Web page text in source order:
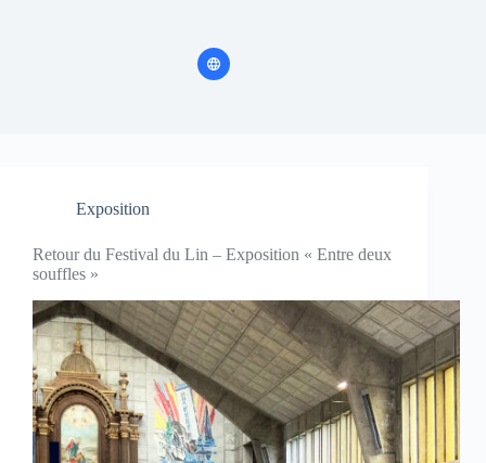
Exposition
Retour du Festival du Lin – Exposition « Entre deux
souffles »